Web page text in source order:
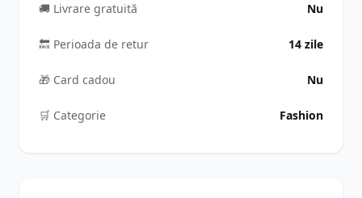
🚚 Livrare gratuită Nu
🔙 Perioada de retur 14 zile
🎁 Card cadou Nu
🛒️ Categorie Fashion